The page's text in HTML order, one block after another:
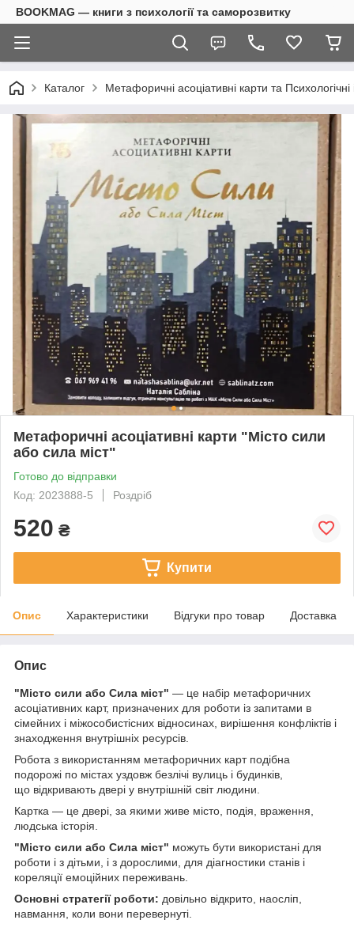
BOOKMAG — книги з психології та саморозвитку
Каталог Метафоричні асоціативні карти та Психологічні
Метафоричні асоціативні карти "Місто сили
або сила міст"
Готово до відправки
Код: 2023888-5
Роздріб
520 ₴
Купити
Опис Характеристики Відгуки про товар Доставка
Опис
"Місто сили або Сила міст" — це набір метафоричних
асоціативних карт, призначених для роботи із запитами в
сімейних і міжособистісних відносинах, вирішення конфліктів і
знаходження внутрішніх ресурсів.
Робота з використанням метафоричних карт подібна
подорожі по містах уздовж безлічі вулиць і будинків,
що відкривають двері у внутрішній світ людини.
Картка — це двері, за якими живе місто, подія, враження,
людська історія.
"Місто сили або Сила міст" можуть бути використані для
роботи і з дітьми, і з дорослими, для діагностики станів і
кореляції емоційних переживань.
Основні стратегії роботи: довільно відкрито, наосліп,
навмання, коли вони перевернуті.